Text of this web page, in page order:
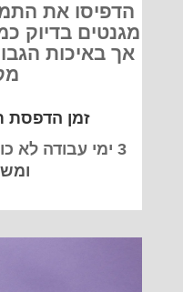
הדפיסו את
מגנטים בדיוק
אך באיכות
זמן הדפסת
3 ימי עבודה לא כולל משלוח (